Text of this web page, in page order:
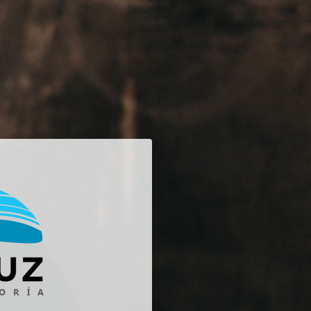
a Centro de Formación